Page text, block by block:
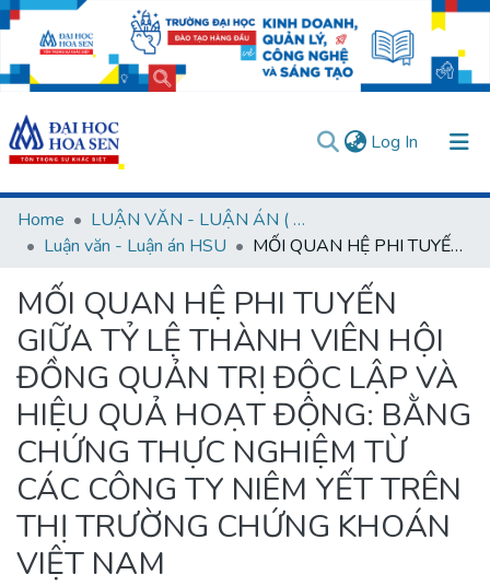
Log In (current)
Communities & Collections
All of DSpace
Statistics
User guides
Usage rules
Verify account
Home
LUẬN VĂN - LUẬN ÁN ( Chương trình sau Đại học )
Luận văn - Luận án HSU
MỐI QUAN HỆ PHI TUYẾN GIỮA TỶ LỆ THÀNH VIÊN HỘI ĐỒNG QUẢN TRỊ ĐỘC LẬP VÀ HIỆU QUẢ HOẠT ĐỘNG: BẰNG CHỨNG THỰC NGHIỆM TỪ CÁC CÔNG TY NIÊM YẾT TRÊN THỊ TRƯỜNG CHỨNG KHOÁN VIỆT NAM
MỐI QUAN HỆ PHI TUYẾN
GIỮA TỶ LỆ THÀNH VIÊN HỘI
ĐỒNG QUẢN TRỊ ĐỘC LẬP VÀ
HIỆU QUẢ HOẠT ĐỘNG: BẰNG
CHỨNG THỰC NGHIỆM TỪ
CÁC CÔNG TY NIÊM YẾT TRÊN
THỊ TRƯỜNG CHỨNG KHOÁN
VIỆT NAM